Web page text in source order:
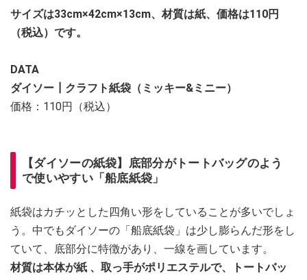
サイズは33cm×42cm×13cm、材質は紙、価格は110円
（税込）です。
DATA
ダイソー┃クラフト紙袋（ミッキー&ミニー）
価格：110円（税込）
【ダイソーの紙袋】底部分がトートバッグのよう
で使いやすい「船底紙袋」
紙袋はカチッとした四角い形をしていることが多いでしょ
う。中でもダイソーの「船底紙袋」は少し膨らんだ形をし
ていて、底部分に特徴があり、一線を画しています。
材質は本体が紙 、取っ手がポリエステルで、トートバッ